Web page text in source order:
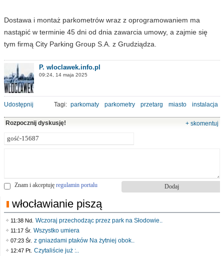
Dostawa i montaż parkometrów wraz z oprogramowaniem ma
nastąpić w terminie 45 dni od dnia zawarcia umowy, a zajmie się
tym firmą City Parking Group S.A. z Grudziądza.
P. wloclawek.info.pl
09:24, 14 maja 2025
Udostępnij Tagi: parkomaty parkometry przetarg miasto instalacja
Rozpocznij dyskusję! + skomentuj
Znam i akceptuję regulamin portalu
włocławianie piszą
11:38 Nd. Wczoraj przechodząc przez park na Słodowie..
11:17 Śr. Wszystko umiera
07:23 Śr. z gniazdami ptaków Na żytniej obok..
12:47 Pt. Czytaliście już :..